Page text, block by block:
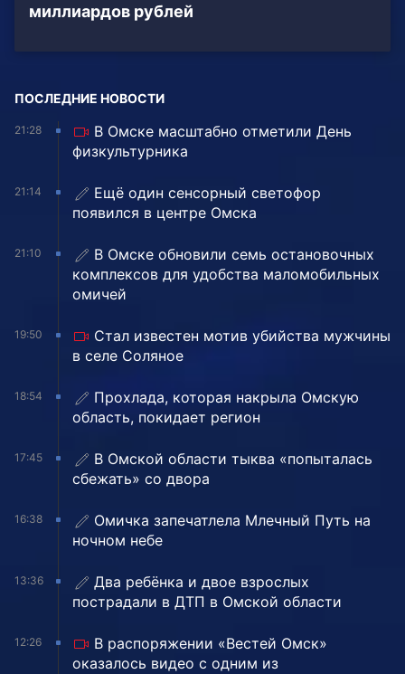
миллиардов рублей
ПОСЛЕДНИЕ НОВОСТИ
21:28
В Омске масштабно отметили День
физкультурника
21:14
Ещё один сенсорный светофор
появился в центре Омска
21:10
В Омске обновили семь остановочных
комплексов для удобства маломобильных
омичей
19:50
Стал известен мотив убийства мужчины
в селе Соляное
18:54
Прохлада, которая накрыла Омскую
область, покидает регион
17:45
В Омской области тыква «попыталась
сбежать» со двора
16:38
Омичка запечатлела Млечный Путь на
ночном небе
13:36
Два ребёнка и двое взрослых
пострадали в ДТП в Омской области
12:26
В распоряжении «Вестей Омск»
оказалось видео с одним из